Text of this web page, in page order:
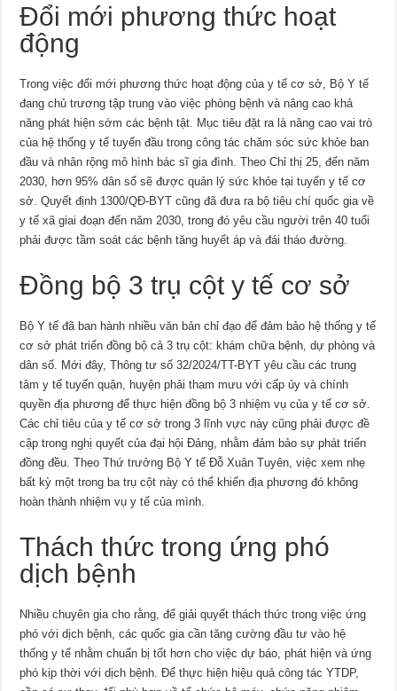
Đổi mới phương thức hoạt
động
Trong việc đổi mới phương thức hoạt động của y tế cơ sở, Bộ Y tế
đang chủ trương tập trung vào việc phòng bệnh và nâng cao khả
năng phát hiện sớm các bệnh tật. Mục tiêu đặt ra là nâng cao vai trò
của hệ thống y tế tuyến đầu trong công tác chăm sóc sức khỏe ban
đầu và nhân rộng mô hình bác sĩ gia đình. Theo Chỉ thị 25, đến năm
2030, hơn 95% dân số sẽ được quản lý sức khỏe tại tuyến y tế cơ
sở. Quyết định 1300/QĐ-BYT cũng đã đưa ra bộ tiêu chí quốc gia về
y tế xã giai đoạn đến năm 2030, trong đó yêu cầu người trên 40 tuổi
phải được tầm soát các bệnh tăng huyết áp và đái tháo đường.
Đồng bộ 3 trụ cột y tế cơ sở
Bộ Y tế đã ban hành nhiều văn bản chỉ đạo để đảm bảo hệ thống y tế
cơ sở phát triển đồng bộ cả 3 trụ cột: khám chữa bệnh, dự phòng và
dân số. Mới đây, Thông tư số 32/2024/TT-BYT yêu cầu các trung
tâm y tế tuyến quận, huyện phải tham mưu với cấp ủy và chính
quyền địa phương để thực hiện đồng bộ 3 nhiệm vụ của y tế cơ sở.
Các chỉ tiêu của y tế cơ sở trong 3 lĩnh vực này cũng phải được đề
cập trong nghị quyết của đại hội Đảng, nhằm đảm bảo sự phát triển
đồng đều. Theo Thứ trưởng Bộ Y tế Đỗ Xuân Tuyên, việc xem nhẹ
bất kỳ một trong ba trụ cột này có thể khiến địa phương đó không
hoàn thành nhiệm vụ y tế của mình.
Thách thức trong ứng phó
dịch bệnh
Nhiều chuyên gia cho rằng, để giải quyết thách thức trong việc ứng
phó với dịch bệnh, các quốc gia cần tăng cường đầu tư vào hệ
thống y tế nhằm chuẩn bị tốt hơn cho việc dự báo, phát hiện và ứng
phó kịp thời với dịch bệnh. Để thực hiện hiệu quả công tác YTDP,